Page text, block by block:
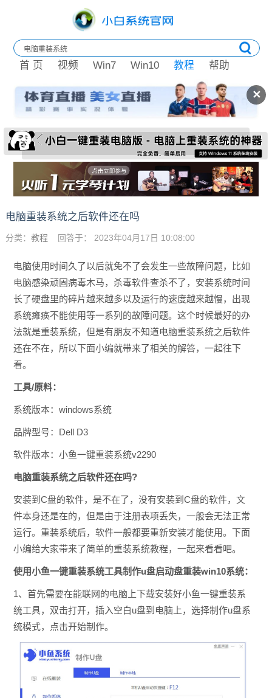
✕
首 页 视频 Win7 Win10 教程 帮助
电脑重装系统之后软件还在吗
分类： 教程 回答于： 2023年04月17日 10:08:00
电脑使用时间久了以后就免不了会发生一些故障问题，比如
电脑感染顽固病毒木马，杀毒软件查杀不了，安装系统时间
长了硬盘里的碎片越来越多以及运行的速度越来越慢，出现
系统瘫痪不能使用等一系列的故障问题。这个时候最好的办
法就是重装系统，但是有朋友不知道电脑重装系统之后软件
还在不在，所以下面小编就带来了相关的解答，一起往下
看。
工具/原料：
系统版本：windows系统
品牌型号：Dell D3
软件版本：小鱼一键重装系统v2290
电脑重装系统之后软件还在吗?
安装到C盘的软件，是不在了，没有安装到C盘的软件，文
件本身还是在的，但是由于注册表项丢失，一般会无法正常
运行。重装系统后，软件一般都要重新安装才能使用。下面
小编给大家带来了简单的重装系统教程，一起来看看吧。
使用小鱼一键重装系统工具制作u盘启动盘重装win10系统：
1、首先需要在能联网的电脑上下载安装好小鱼一键重装系
统工具，双击打开，插入空白u盘到电脑上，选择制作u盘系
统模式，点击开始制作。